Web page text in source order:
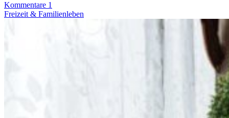
Kommentare 1
Freizeit & Familienleben